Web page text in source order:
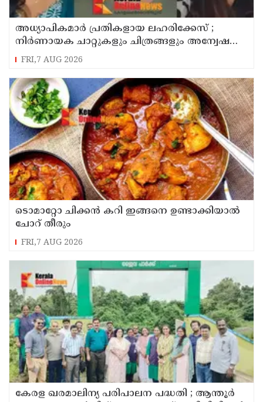
അധ്യാപികമാര്‍ പ്രതികളായ ലഹരിക്കേസ് ;
നിർണായക ചാറ്റുകളും ചിത്രങ്ങളും അന്വേഷണ
സംഘത്തിന്
FRI,7 AUG 2026
ടൊമാറ്റോ ചിക്കൻ കറി ഇങ്ങനെ ഉണ്ടാക്കിയാൽ
ചോറ് തീരും
FRI,7 AUG 2026
കേരള ഖരമാലിന്യ പരിപാലന പദ്ധതി ; ആന്തൂർ